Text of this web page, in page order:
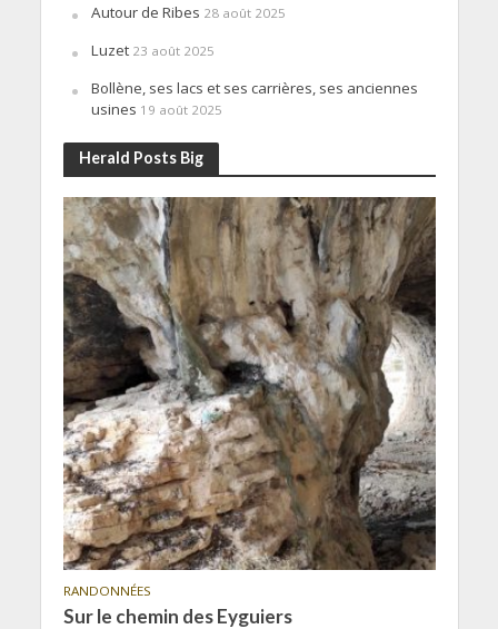
Autour de Ribes 28 août 2025
Luzet 23 août 2025
Bollène, ses lacs et ses carrières, ses anciennes
usines 19 août 2025
Herald Posts Big
RANDONNÉES
Sur le chemin des Eyguiers